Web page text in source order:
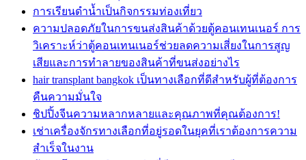
การเรียนดำน้ำเป็นกิจกรรมท่องเที่ยว
ความปลอดภัยในการขนส่งสินค้าด้วยตู้คอนเทนเนอร์ การ
วิเคราะห์ว่าตู้คอนเทนเนอร์ช่วยลดความเสี่ยงในการสูญ
เสียและการทำลายของสินค้าที่ขนส่งอย่างไร
hair transplant bangkok เป็นทางเลือกที่ดีสำหรับผู้ที่ต้องการ
คืนความมั่นใจ
ชิปปิ้งจีนความหลากหลายและคุณภาพที่คุณต้องการ!
เช่าเครื่องจักรทางเลือกที่อยู่รอดในยุคที่เราต้องการความ
สำเร็จในงาน